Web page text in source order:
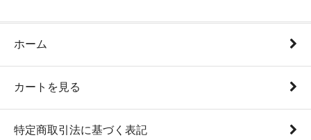
ホーム
カートを見る
特定商取引法に基づく表記